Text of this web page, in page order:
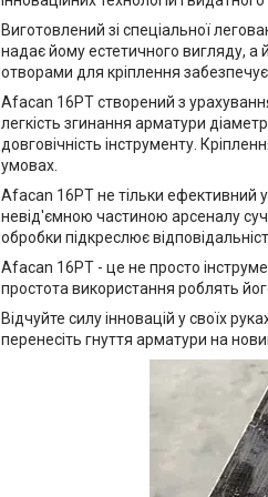
Виготовлений зі спеціальної
надає йому естетичного вигляду, а
отворами для кріплення забезпечує
Afacan 16РТ створений з
легкість згинання арматури
довговічність інструменту.
умовах.
Afacan 16РТ не тільки ефективний
невід'ємною частиною арсеналу
обробки підкреслює
Afacan 16РТ - це не просто
простота використання роблять
Відчуйте силу інновацій у своїх
перенесіть гнуття арматури на